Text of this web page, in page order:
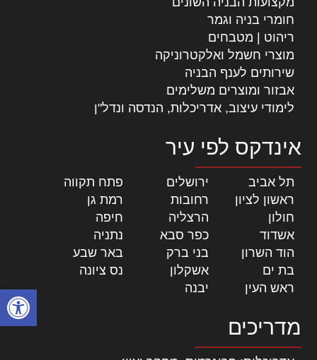
פתח
חומרי בניה וגמר
ריהוט | מטבחים
מוצרי חשמל ואלקטרוניקה
שירותים לענף הבניה
אבזור ומוצרים משלימים
לימודי עיצוב, אדריכלות, הנדסה ונדל"ן
אינדקס לפי עיר
תל אביב ירושלים פתח תקווה
ראשון לציון
רחובות רמת גן
חולון
הרצליה חיפה
אשדוד
כפר סבא נתניה
הוד השרון
בני ברק באר שבע
בת ים
אשקלון נס ציונה
ראש העין
יבנה
מדריכים